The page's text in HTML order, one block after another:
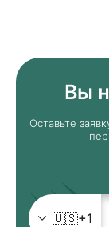
Вы
Оставьте
🇺🇸+1